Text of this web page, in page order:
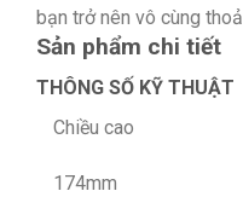
bạn trở nên vô cùng
Sản phẩm chi tiết
THÔNG SỐ KỸ THUẬT
Chiều cao
174mm